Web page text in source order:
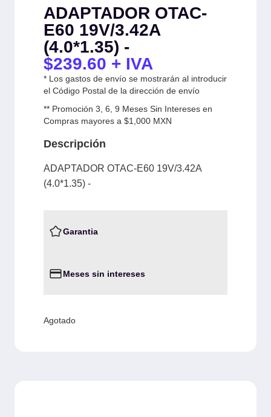
ADAPTADOR OTAC-
E60 19V/3.42A
(4.0*1.35) -
$239.60 + IVA
* Los gastos de envío se mostrarán al introducir
el Código Postal de la dirección de envío
** Promoción 3, 6, 9 Meses Sin Intereses en
Compras mayores a $1,000 MXN
Descripción
ADAPTADOR OTAC-E60 19V/3.42A
(4.0*1.35) -
Garantia
Meses sin intereses
Agotado